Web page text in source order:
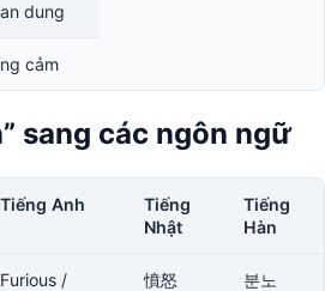
dung
cảm
sang các ngôn ngữ
Tiếng Anh
Tiếng
Nhật
Tiếng
Hàn
Furious /
憤怒
분노